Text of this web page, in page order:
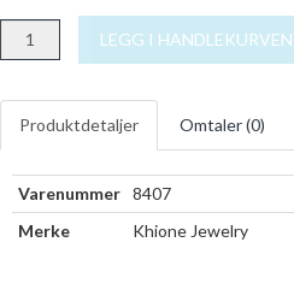
LEGG I HANDLEKURVEN
Produktdetaljer Omtaler (0)
Varenummer 8407
Merke
Khione Jewelry